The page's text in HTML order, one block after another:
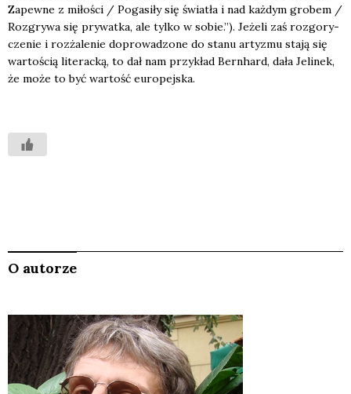
Zapew­ne z miło­ści / Poga­si­ły się świa­tła i nad każ­dym gro­bem /
Roz­gry­wa się pry­wat­ka, ale tyl­ko w sobie.”). Jeże­li zaś roz­go­ry­
cze­nie i roz­ża­le­nie dopro­wa­dzo­ne do sta­nu arty­zmu sta­ją się
war­to­ścią lite­rac­ką, to dał nam przy­kład Bern­hard, dała Jeli­nek,
że może to być war­tość euro­pej­ska.
O autorze